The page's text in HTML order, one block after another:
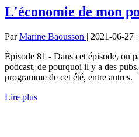
L'économie de mon
ParMarine Baousson | 2021-06-27
Épisode 81 - Dans cet épisode, on
podcast, de pourquoi il y a des
programme de cet été, entre autres.
Lire plus